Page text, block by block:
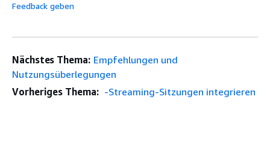
Feedback geben
Nächstes Thema: Empfehlungen und
Nutzungsüberlegungen
Vorheriges Thema: -Streaming-Sitzungen integrieren